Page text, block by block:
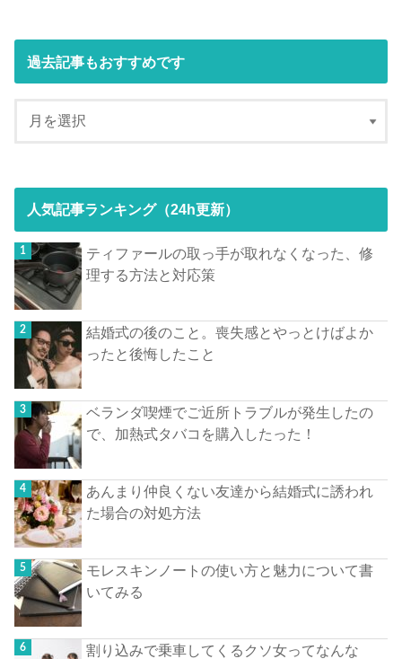
過去記事もおすすめです
人気記事ランキング（24h更新）
ティファールの取っ手が取れなくなった、修
理する方法と対応策
結婚式の後のこと。喪失感とやっとけばよか
ったと後悔したこと
ベランダ喫煙でご近所トラブルが発生したの
で、加熱式タバコを購入したった！
あんまり仲良くない友達から結婚式に誘われ
た場合の対処方法
モレスキンノートの使い方と魅力について書
いてみる
割り込みで乗車してくるクソ女ってなんな